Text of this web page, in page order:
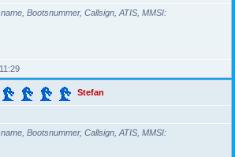
Bootsnummer, Callsign, ATIS, MMSI
Stefan
Bootsnummer, Callsign, ATIS, MMSI